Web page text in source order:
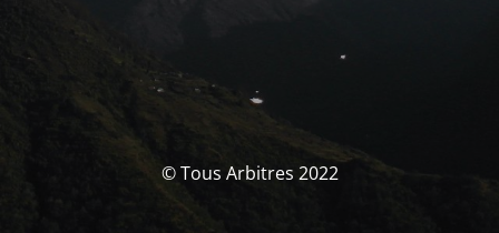
© Tous Arbitres 2022